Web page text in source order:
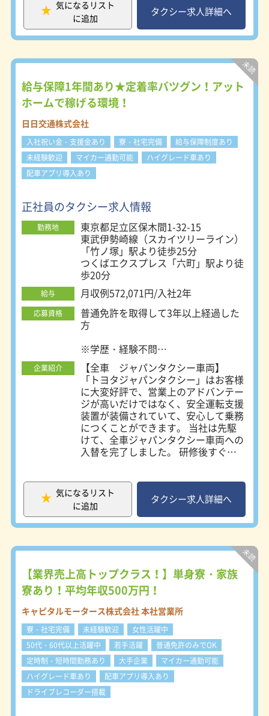
ます！
▼▽キャピタルモータースで働くメリ
ットをご紹介▽▼ (1)業界売上高TOP
クラスの「日本交通グループ」に加
ポートが受けられます。他社より高収
業に有利な「杉並エリア」 →都心
まで近いので、効率よい営業ができま
す◎ (3)業界ナンバーワンを目指して
いる充実した研修体制！ →未経験
者を積極採用＆しっかり教育していま
す。 (4)長く働ける「65歳定年制度」
→安心して長く働いていただくこと
が可能です！ (5)安心の「車内外装
備」を用意 →ハイグレード車、ド
日報システム等を導入しています！
(6)「新しいタクシーのカタチ」の取
り組みも積極的に行っています！
気になるリスト
に追加
タクシー求人詳細へ
給与保障1年間あり★定着率バツグン！アット
ホームで稼げる環境！
日日交通株式会社
入社祝い金・支援金あり 寮・社宅完備
給与保障制度あり
未経験歓迎
マイカー通勤可能
ハイグレード車あり
配車アプリ導入あり
正社員のタクシー求人情報
勤務地
東京都足立区保木間1-32-15
東武伊勢崎線（スカイツリーライン）
「竹ノ塚」駅より徒歩25分
つくばエクスプレス「六町」駅より徒
歩20分
給与 月収例572,071円/入社2年
応募資格
普通免許を取得して3年以上経過した
方
※学歴・経験不問
※当社独自のタクシー乗務員養成プロ
グラムにより必要な資格を取得してい
ただきます。
※タクシー経験は全く不要です。
当社社員の95％以上はタクシー未経
験者です。未経験からタクシードライ
バーを始めた先輩がたくさんいるの
で、アドバイス、相談に乗ってくれ
る、未経験者の気持が分かる人がたく
当社の風土があなたを効率的にハイレ
ベル乗務員に仕立て上げます。
企業紹介
【全車 ジャパンタクシー車両】
「トヨタジャパンタクシー」はお客様
に大変好評で、営業上のアドバンテー
ジが高いだけではなく、安全運転支援
装置が装備されていて、安心して乗務
につくことができます。 当社は先駆
けて、全車ジャパンタクシー車両への
入替を完了しました。 研修後すぐに
方から応募される方には、会社から徒
歩圏内のレオパレス物件を借り上げま
す。冷蔵庫・洗濯機・エアコン・テレ
ビ・クローゼットなどが完備されてい
タートできます。 研修中の社宅費は
（乗務開始後は会社が月額家賃の半額
を１年間負担します。） 【納得がい
く研修体制】 当社社員の95％以上は
タクシー業務未経験者で、しかも地方
からの出身者が大勢活躍しています。
その分、研修体制には特別に力を入れ
ています。まず、二種免許を取得する
際は合宿などの教習所に委託すること
なく、当社のドライバー経験を持った
運行管理者がマンツーマンで指導しま
す。また資格取得後は最低でも1週間
気になるリスト
に追加
タクシー求人詳細へ
【業界売上高トップクラス！】単身寮・家族
寮あり！平均年収500万円！
キャピタルモータース株式会社 本社営業所
寮・社宅完備 未経験歓迎
女性活躍中
50代・60代以上活躍中
若手活躍
普通免許のみでOK
定時制・短時間勤務あり
大手企業
マイカー通勤可能
ハイグレード車あり
配車アプリ導入あり
ドライブレコーダー搭載